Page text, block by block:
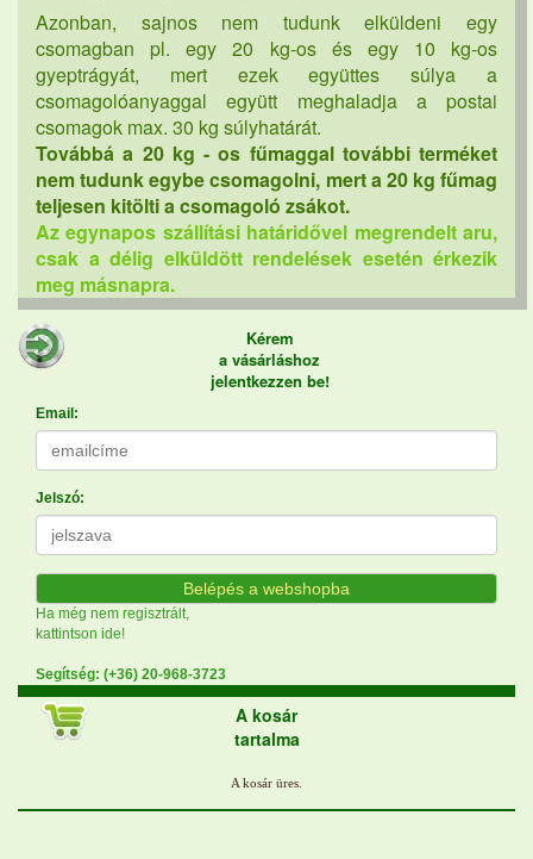
Azonban, sajnos nem tudunk elküldeni egy
csomagban pl. egy 20 kg-os és egy 10 kg-os
gyeptrágyát, mert ezek együttes súlya a
csomagolóanyaggal együtt meghaladja a postai
csomagok max. 30 kg súlyhatárát.
Továbbá a 20 kg - os fűmaggal további terméket
nem tudunk egybe csomagolni, mert a 20 kg fűmag
teljesen kitölti a csomagoló zsákot.
Az egynapos szállítási határidővel megrendelt aru,
csak a délig elküldött rendelések esetén érkezik
meg másnapra.
Kérem
a vásárláshoz
jelentkezzen be!
Email:
Jelszó:
Belépés a webshopba
Ha még nem regisztrált,
kattintson ide!
Segítség: (+36) 20-968-3723
A kosár
tartalma